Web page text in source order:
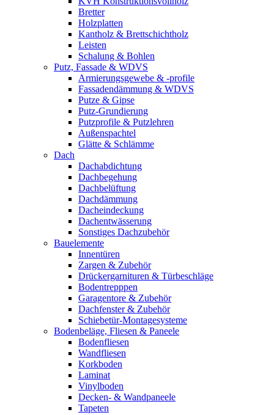
Bretter
Holzplatten
Kantholz & Brettschichtholz
Leisten
Schalung & Bohlen
Putz, Fassade & WDVS
Armierungsgewebe & -profile
Fassadendämmung & WDVS
Putze & Gipse
Putz-Grundierung
Putzprofile & Putzlehren
Außenspachtel
Glätte & Schlämme
Dach
Dachabdichtung
Dachbegehung
Dachbelüftung
Dachdämmung
Dacheindeckung
Dachentwässerung
Sonstiges Dachzubehör
Bauelemente
Innentüren
Zargen & Zubehör
Drückergarnituren & Türbeschläge
Bodentrepppen
Garagentore & Zubehör
Dachfenster & Zubehör
Schiebetür-Montagesysteme
Bodenbeläge, Fliesen & Paneele
Bodenfliesen
Wandfliesen
Korkboden
Laminat
Vinylboden
Decken- & Wandpaneele
Tapeten